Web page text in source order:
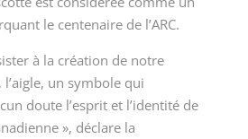
le centenaire de l’ARC.
à la création de notre
un symbole qui
doute l’esprit et l’identité de
», déclare la